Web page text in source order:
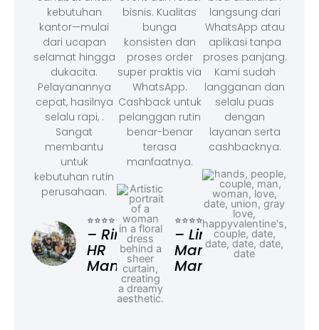
kebutuhan
kantor—mulai
dari ucapan
selamat hingga
dukacita.
Pelayanannya
cepat, hasilnya
selalu rapi, .
Sangat
membantu
untuk
kebutuhan rutin
perusahaan.
⭐⭐⭐⭐⭐
– Rina,
HR
Manager
bisnis. Kualitas
bunga
konsisten dan
proses order
super praktis via
WhatsApp.
Cashback untuk
pelanggan rutin
benar-benar
terasa
manfaatnya.
⭐⭐⭐⭐⭐
– Linda,
Marketing
Manager
langsung dari
WhatsApp atau
aplikasi tanpa
proses panjang.
Kami sudah
langganan dan
selalu puas
dengan
layanan serta
cashbacknya.